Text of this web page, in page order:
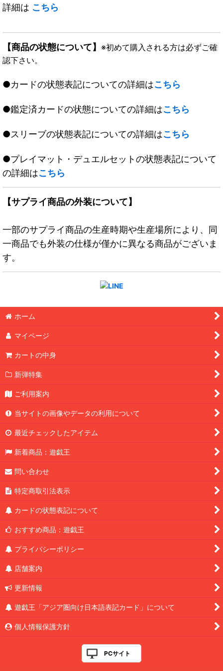
詳細は こちら
【商品の状態について】 ※初めて購入される方は必ずご確
認下さい。
●カードの状態表記についての詳細はこちら
●鑑定済カードの状態についての詳細はこちら
●スリーブの状態表記についての詳細はこちら
●プレイマット・デュエルセットの状態表記について
の詳細はこちら
【サプライ商品の外装について】
一部のサプライ商品の生産時期や生産場所により、同
一商品でも外装の仕様が僅かに異なる商品がございま
す。
ホーム
マイページ
カートの中身
新弾特集
ご利用案内
当サイトの画像やデータの利用について
最近チェックしたアイテム
新着商品：遊戯王
問い合わせ
特定商取引法表示
カードの状態表記について
おすすめ商品：遊戯王
プライバシーポリシー
店舗案内
更新情報
遊戯王「アジア圏向け日本語表記カード」について
個人情報保護方針
PCサイト